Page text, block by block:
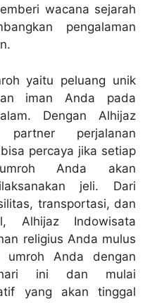
wacana sejarah
pengalaman
yaitu peluang unik
iman Anda pada
Dengan Alhijaz
perjalanan
percaya jika setiap
Anda akan
jeli. Dari
transportasi, dan
Alhijaz Indowisata
religius Anda mulus
umroh Anda dengan
hari ini dan mulai
yang akan tinggal